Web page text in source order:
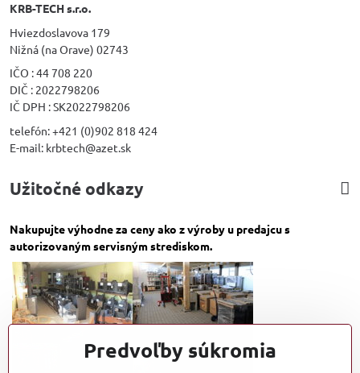
KRB-TECH s.r.o.
Hviezdoslavova 179
Nižná (na Orave) 02743
IČO : 44 708 220
DIČ : 2022798206
IČ DPH : SK2022798206
telefón: +421 (0)902 818 424
E-mail: krbtech@azet.sk
Užitočné odkazy
Nakupujte výhodne za ceny ako z výroby u predajcu s
autorizovaným servisným strediskom.
Predvoľby súkromia